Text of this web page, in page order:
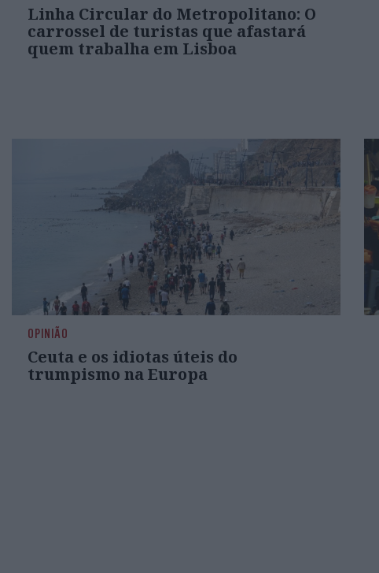
Linha Circular do Metropolitano: O
carrossel de turistas que afastará
quem trabalha em Lisboa
OPINIÃO
Ceuta e os idiotas úteis do
trumpismo na Europa